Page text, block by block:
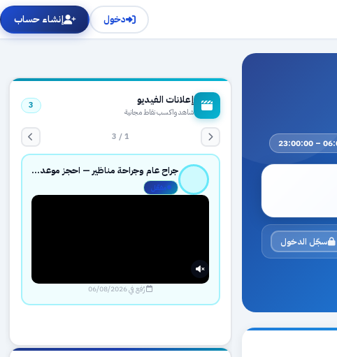
دخول إنشاء حساب
سجّل الدخول
إعلانات الفيديو
شاهد واكسب نقاط مجانية
3
1 / 3
جراح عام وجراحة مناظير — احجز موعدك بثقة عبر حجزك الطبي
مفعّل
رُفع في 06/08/2026